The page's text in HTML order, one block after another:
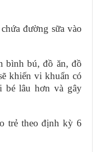
đường sữa vào
bình bú, đồ ăn, đồ
khiến vi khuẩn có
bé lâu hơn và gây
trẻ theo định kỳ 6